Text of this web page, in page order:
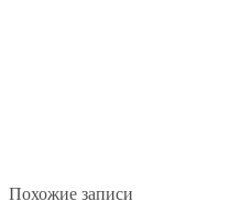
Похожие записи